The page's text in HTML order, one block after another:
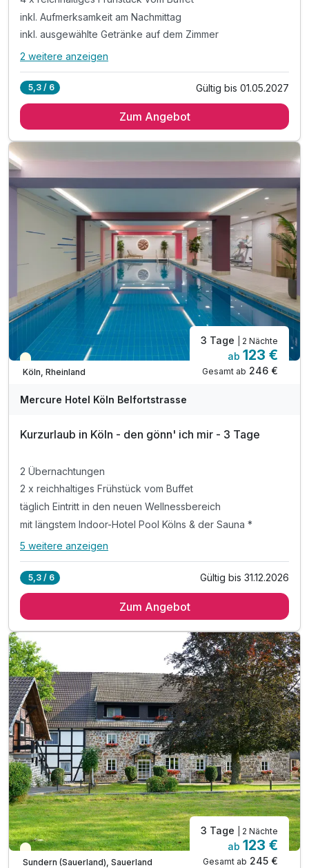
inkl. Aufmerksamkeit am Nachmittag
inkl. ausgewählte Getränke auf dem Zimmer
Alle Inklusivleistungen
4 x reichhaltiges Frühstück vom Buffet
inkl. ausgewählte Getränke auf dem Zimmer
inkl. WLAN im gesamten Hotel
inkl. Aufmerksamkeit am Nachmittag
2 weitere anzeigen
5,3 / 6 Gültig bis 01.05.2027
Zum Angebot
WAR
202
Teilweise ausgelastet
Köln, Rheinland
3 Tage | 2 Nächte
ab 123 €
Gesamt ab 246 €
Mercure Hotel Köln Belfortstrasse
Kurzurlaub in Köln - den gönn' ich mir - 3 Tage
2 Übernachtungen
2 x reichhaltiges Frühstück vom Buffet
täglich Eintritt in den neuen Wellnessbereich
mit längstem Indoor-Hotel Pool Kölns & der Sauna *
Alle Inklusivleistungen
2 x reichhaltiges Frühstück vom Buffet
mit längstem Indoor-Hotel Pool Kölns & der Sauna *
inkl. Nutzung des Fitnessbereichs
1 x Fl. Wasser auf dem Zimmer
inkl. Kaffeemaschine auf dem Zimmer
inkl. Nutzung des Wasserspenders in der Lobby
inkl. WLAN
5 weitere anzeigen
5,3 / 6 Gültig bis 31.12.2026
Zum Angebot
Teilweise ausgelastet
Sundern (Sauerland), Sauerland
3 Tage | 2 Nächte
ab 123 €
Gesamt ab 245 €